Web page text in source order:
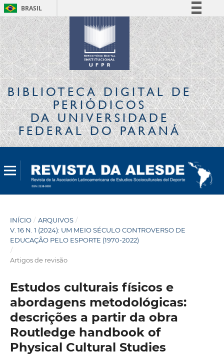
BRASIL
Simplifique!
Comunica BR
Participe
Acesso à informação
Legislação
Canais
BIBLIOTECA DIGITALDE
PERIÓDICOS
DA UNIVERSIDADE
FEDERAL DO PARANÁ
INÍCIO / ARQUIVOS /
V. 16 N. 1 (2024): UM MEIO SÉCULO CONTROVERSO DE
EDUCAÇÃO PELO ESPORTE (1970-2022)
/
Artigos de revisão
Estudos culturais físicos e
abordagens metodológicas:
descrições a partir da obra
Routledge handbook of
Physical Cultural Studies